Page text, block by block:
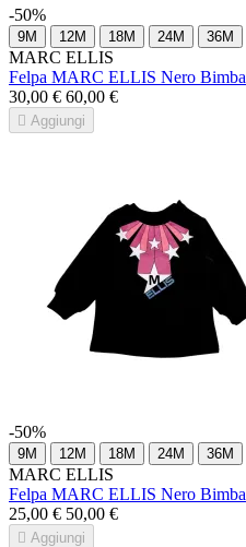
-50%
9M 12M 18M 24M 36M
MARC ELLIS
Felpa MARC ELLIS Nero Bimba
30,00 € 60,00 €
 Aggiungi
-50%
9M 12M 18M 24M 36M
MARC ELLIS
Felpa MARC ELLIS Nero Bimba
25,00 € 50,00 €
 Aggiungi